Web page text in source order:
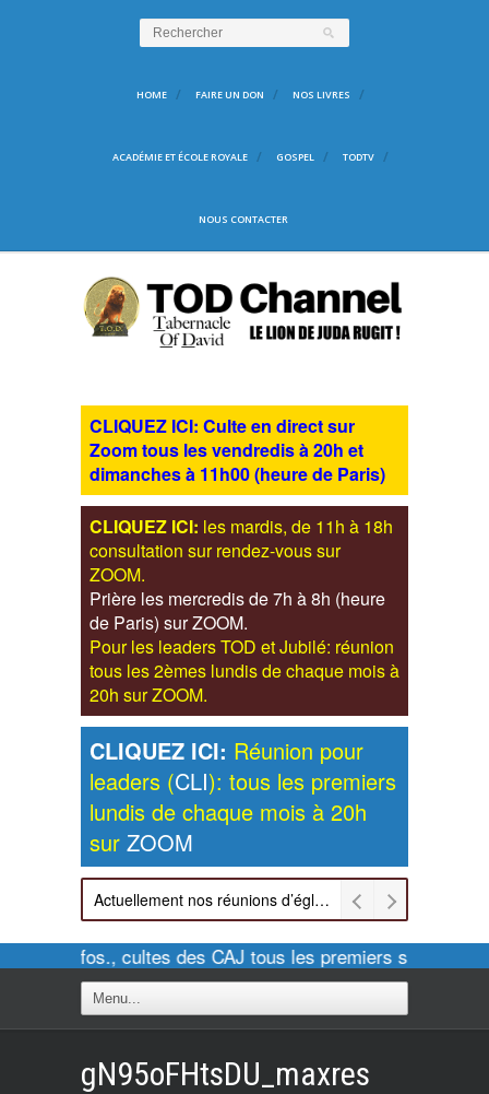
HOME FAIRE UN DON NOS LIVRES
ACADÉMIE ET ÉCOLE ROYALE GOSPEL TODTV
NOUS CONTACTER
CLIQUEZ ICI: Culte en direct sur
Zoom tous les vendredis à 20h et
dimanches à 11h00 (heure de Paris)
CLIQUEZ ICI: les mardis, de 11h à 18h
consultation sur rendez-vous sur
ZOOM.
Prière les mercredis de 7h à 8h (heure
de Paris) sur ZOOM.
Pour les leaders TOD et Jubilé: réunion
tous les 2èmes lundis de chaque mois à
20h sur ZOOM.
CLIQUEZ ICI: Réunion pour
leaders (CLI): tous les premiers
lundis de chaque mois à 20h
sur ZOOM
Actuellement nos réunions d’église sont retransmises sur ZOOM les dimanches à 11h et vendredis à 20h00
Pour infos., cultes des CAJ tous les premiers samedis
gN95oFHtsDU_maxres